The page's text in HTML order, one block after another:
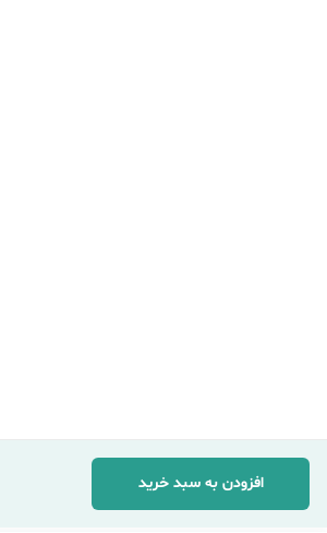
افزودن به سبد خرید